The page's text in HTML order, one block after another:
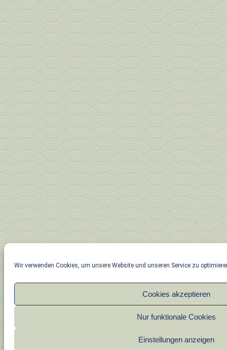
Wir verwenden Cookies, um unsere Website und unseren Service zu
Cookies akzeptieren
Nur funktionale Cookies
Einstellungen anzeigen